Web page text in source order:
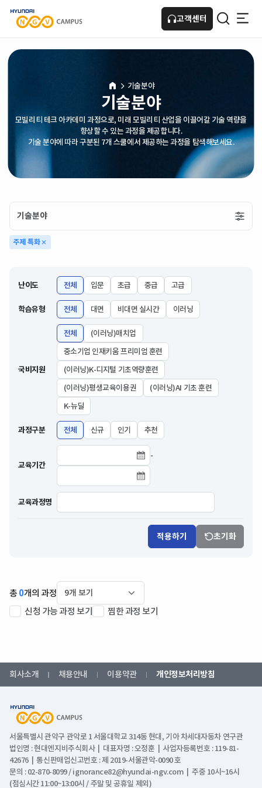
고객센터
HOME기술분야
기술분야
모빌리티 테크 아카데미 과정으로, 미래 모빌리티 산업을 이끌어갈 기술 역량을
향상할 수 있는 과정을 제공합니다.
기술 분야에 따라 구분된 7개 스쿨에서 제공하는 과정을 탐색해보세요.
기술분야
주제 특화
난이도 전체 입문 초급 중급 고급
학습유형 전체 대면 비대면 실시간 이러닝
국비지원
전체
(이러닝)매치업
중소기업 인재키움 프리미엄 훈련
(이러닝)K-디지털 기초역량훈련
(이러닝)평생교육이용권
(이러닝)AI 기초 훈련
K-뉴딜
과정구분 전체 신규 인기 추천
교육기간
-
교육과정명
적용하기 초기화
총 0개의 과정
신청 가능 과정 보기
찜한 과정 보기
회사소개 채용안내 이용약관 개인정보처리방침
서울특별시 관악구 관악로 1 서울대학교 314동 현대, 기아 차세대자동차 연구관
법인명 : 현대엔지비주식회사 | 대표자명 : 오정훈 | 사업자등록번호 : 119-81-
42676 | 통신판매업신고번호 : 제 2019-서울관악-0090 호
문의 : 02-870-8099 / ignorance82@hyundai-ngv.com | 주중 10시~16시
(점심시간 11:00~13:00시 / 주말 및 공휴일 제외)